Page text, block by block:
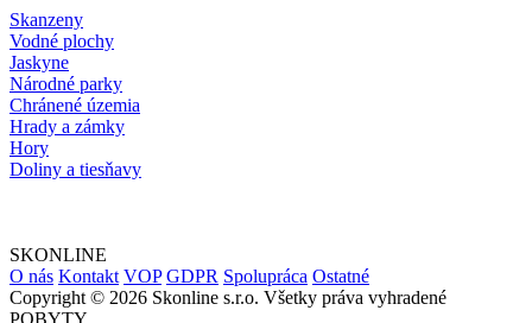
Skanzeny
Vodné plochy
Jaskyne
Národné parky
Chránené územia
Hrady a zámky
Hory
Doliny a tiesňavy
SKONLINE
O nás Kontakt VOP GDPR Spolupráca Ostatné
Copyright © 2026 Skonline s.r.o. Všetky práva vyhradené